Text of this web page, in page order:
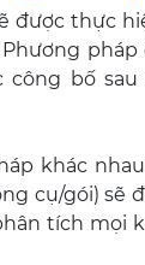
được thực
pháp
công bố
khác
cụ/gói) sẽ
tích mọi